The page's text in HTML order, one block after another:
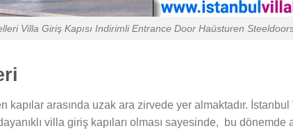
Villa Giriş Kapısı Indirimli Entrance Door Haüsturen
arasında uzak ara zirvede yer almaktadır. İstanbul
villa giriş kapıları olması sayesinde, bu dönemde